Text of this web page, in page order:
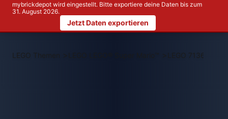
mybrickdepot wird eingestellt. Bitte exportiere deine Daten bis zum
31. August 2026.
Jetzt Daten exportieren
LEGO Themen > > LEGO 71360